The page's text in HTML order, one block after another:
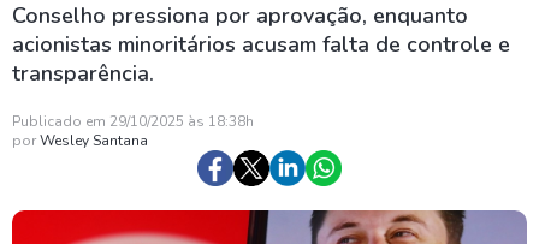
Conselho pressiona por aprovação, enquanto
acionistas minoritários acusam falta de controle e
transparência.
Publicado em 29/10/2025 às 18:38h
porWesley Santana